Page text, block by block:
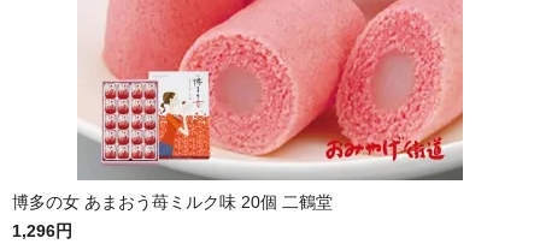
博多の女 あまおう苺ミルク味 20個 二鶴堂
1,296円